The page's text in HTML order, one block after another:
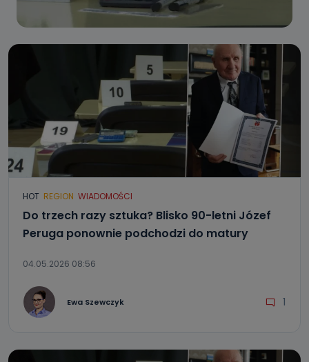
HOT REGION WIADOMOŚCI
Do trzech razy sztuka? Blisko 90-letni Józef
Peruga ponownie podchodzi do matury
04.05.2026 08:56
Ewa Szewczyk 1